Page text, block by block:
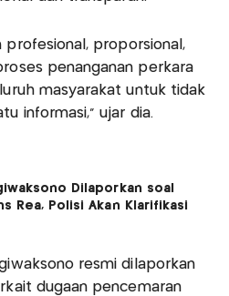
profesional, proporsional,
penanganan perkara
masyarakat untuk tidak
informasi," ujar dia.
Dilaporkan soal
Rea, Polisi Akan Klarifikasi
resmi dilaporkan
dugaan pencemaran